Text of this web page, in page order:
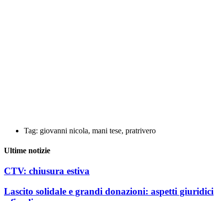
Tag: giovanni nicola, mani tese, pratrivero
Ultime notizie
CTV: chiusura estiva
Lascito solidale e grandi donazioni: aspetti giuridici